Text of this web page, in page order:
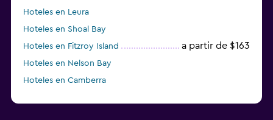
Hoteles en Leura
Hoteles en Shoal Bay
Hoteles en Fitzroy Island
a partir de $163
Hoteles en Nelson Bay
Hoteles en Camberra